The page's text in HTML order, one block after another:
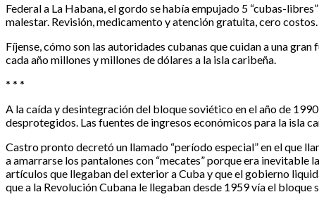
Federal a La Habana, el gordo se había empujado 5 “cubas-
malestar. Revisión, medicamento y atención gratuita, cero costos.
Fíjense, cómo son las autoridades cubanas que cuidan a una
cada año millones y millones de dólares a la isla caribeña.
* * *
A la caída y desintegración del bloque soviético en el año de
desprotegidos. Las fuentes de ingresos económicos para la isla
Castro pronto decretó un llamado “período especial” en el que
a amarrarse los pantalones con “mecates” porque era inevitable
artículos que llegaban del exterior a Cuba y que el gobierno
que a la Revolución Cubana le llegaban desde 1959 vía el bloque